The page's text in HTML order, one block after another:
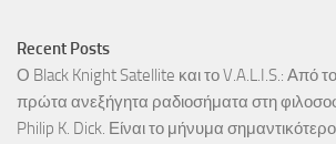
Recent Posts
Ο Black Knight Satellite και το V.A.L.I.S.: Από
πρώτα ανεξήγητα ραδιοσήματα στη
Philip K. Dick. Είναι το μήνυμα